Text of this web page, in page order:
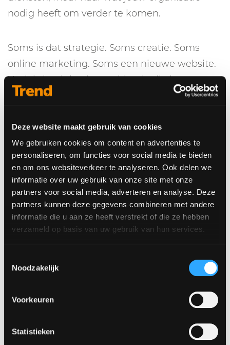
Deze website maakt gebruik van cookies
We gebruiken cookies om content en advertenties te
personaliseren, om functies voor social media te bieden
en om ons websiteverkeer te analyseren. Ook delen we
informatie over uw gebruik van onze site met onze
partners voor social media, adverteren en analyse. Deze
partners kunnen deze gegevens combineren met andere
informatie die u aan ze heeft verstrekt of die ze hebben
verzameld op basis van uw gebruik van hun services.
Noodzakelijk
Voorkeuren
Statistieken
nodig heeft om verder te komen.
Soms is dat strategie. Soms creatie. Soms
online marketing. Soms een nieuwe website.
Vaak is het juist de combinatie die het
verschil maakt.